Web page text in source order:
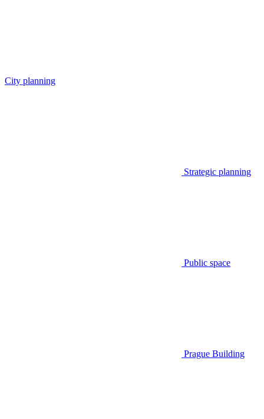
City planning
Strategic planning
Public space
Prague Building